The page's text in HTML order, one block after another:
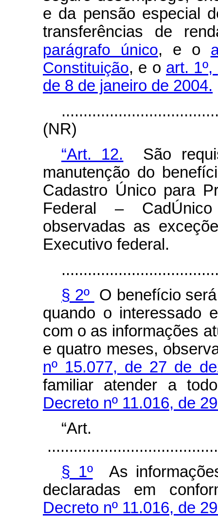
e da pensão especial
transferências de
parágrafo único, e o
Constituição, e o art. 1º,
de 8 de janeiro de 2004.
(NR)
“Art. 12. São
manutenção do
Cadastro Único para
Federal –
observadas as
Executivo federal.
§ 2º O benefício
quando o interessado
com o as informações
e quatro meses,
nº 15.077, de 27 de
familiar atender a
Decreto nº 11.016, de
§ 1ºAs
declaradas em
Decreto nº 11.016, de